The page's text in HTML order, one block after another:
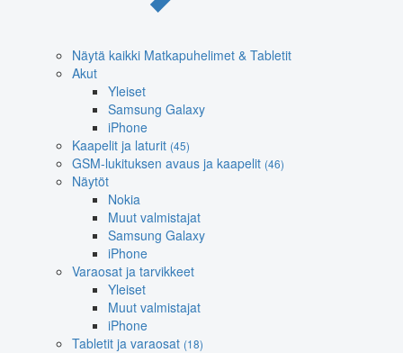
Näytä kaikki Matkapuhelimet & Tabletit
Akut
Yleiset
Samsung Galaxy
iPhone
Kaapelit ja laturit (45)
GSM-lukituksen avaus ja kaapelit (46)
Näytöt
Nokia
Muut valmistajat
Samsung Galaxy
iPhone
Varaosat ja tarvikkeet
Yleiset
Muut valmistajat
iPhone
Tabletit ja varaosat (18)